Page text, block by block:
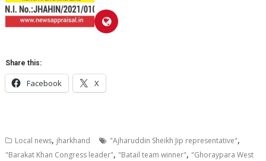
Share this:
Facebook X
Local news, jharkhand "Ajharuddin Sheikh Jip representative",
"Barakat Khan Congress leader", "Batail team winner", "Ghoraypara West